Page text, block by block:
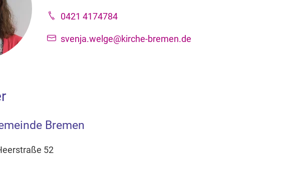
0421 4174784
svenja.welge@kirche-bremen.de
Bremen
52